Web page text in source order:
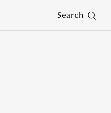
Search